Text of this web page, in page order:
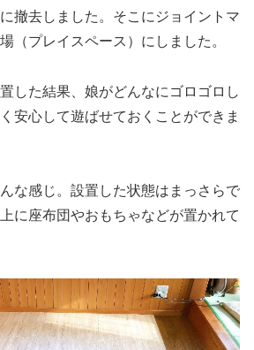
撤去しました。そこにジョイントマ
（プレイスペース）にしました。
した結果、娘がどんなにゴロゴロし
安心して遊ばせておくことができま
な感じ。設置した状態はまっさらで
に座布団やおもちゃなどが置かれて